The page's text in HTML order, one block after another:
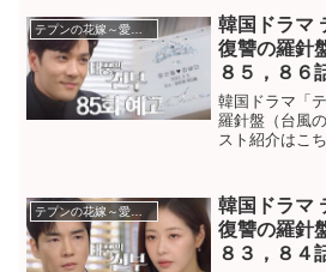
らすじオフィ
ゥルが送った
テプンの花嫁～愛と復讐の羅針盤
韓国ドラマ
復讐の羅針
８５，８６
韓国ドラマ「
羅針盤（台風
スト紹介はこ
讐の羅針盤（
らすじソヨン
申込みを放棄
テプンの花嫁～愛と復讐の羅針盤
韓国ドラマ
復讐の羅針
８３，８４